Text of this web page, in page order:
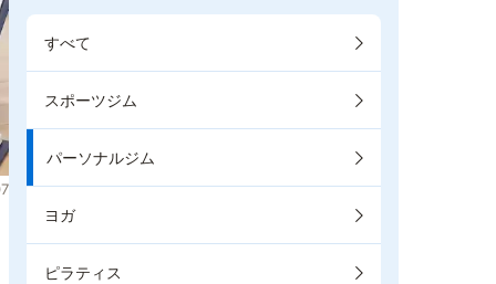
すべて
スポーツジム
パーソナルジム
ヨガ
ピラティス